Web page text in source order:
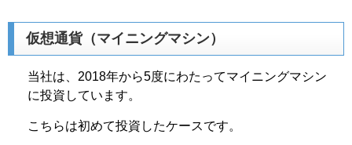
仮想通貨（マイニングマシン）
当社は、2018年から5度にわたってマイニングマシン
に投資しています。
こちらは初めて投資したケースです。